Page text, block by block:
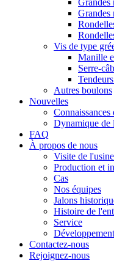
Grandes
Grandes
Vis de type
Manille
Serre-
Autres boulons
Nouvelles
Dynamique de
FAQ
À propos de nous
Visite de l'usine
Production et
Cas
Nos équipes
Jalons
Histoire de
Service
Contactez-nous
Rejoignez-nous